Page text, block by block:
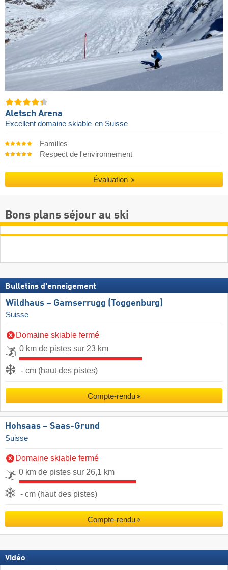
Aletsch Arena
Excellent domaine skiable en Suisse
Familles
Respect de l'environnement
Évaluation
Bons plans séjour au ski
Bulletins d'enneigement
Wildhaus – Gamserrugg (Toggenburg)
Suisse
Domaine skiable fermé
0 km de pistes sur 23 km
- cm (haut des pistes)
Compte-rendu
Hohsaas – Saas-Grund
Suisse
Domaine skiable fermé
0 km de pistes sur 26,1 km
- cm (haut des pistes)
Compte-rendu
Vidéo